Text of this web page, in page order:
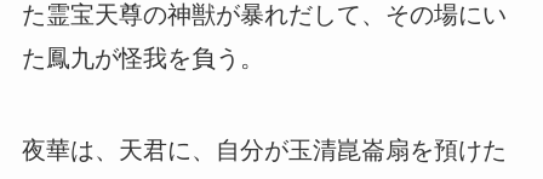
た霊宝天尊の神獣が暴れだして、その場にい
た鳳九が怪我を負う。
夜華は、天君に、自分が玉清崑崙扇を預けた